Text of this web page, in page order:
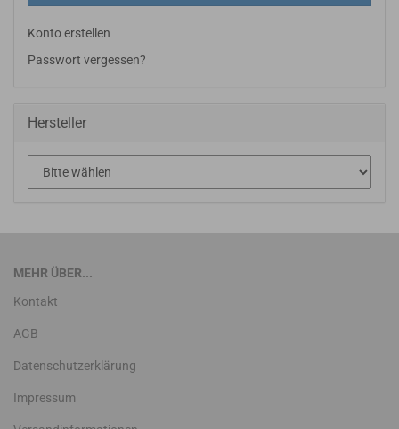
Konto erstellen
Passwort vergessen?
Hersteller
MEHR ÜBER...
Kontakt
AGB
Datenschutzerklärung
Impressum